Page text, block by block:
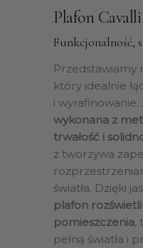
Plafon
Funkcjonalność,
Przedstawiamy
który idealnie
i wyrafinowanie.
wykonana z
trwałość i
z tworzywa
światła. Dzięki
plafon
pomieszczenia,
pełną światła i